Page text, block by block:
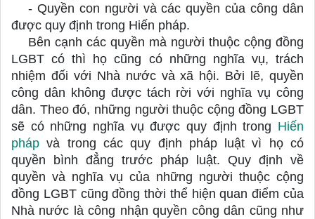
- Quyền con người và các quyền của công dân
được quy định trong Hiến pháp.
Bên cạnh các quyền mà người thuộc cộng đồng
LGBT có thì họ cũng có những nghĩa vụ, trách
nhiệm đối với Nhà nước và xã hội. Bởi lẽ, quyền
công dân không được tách rời với nghĩa vụ công
dân. Theo đó, những người thuộc cộng đồng LGBT
sẽ có những nghĩa vụ được quy định trong Hiến
pháp và trong các quy định pháp luật vì họ có
quyền bình đẳng trước pháp luật. Quy định về
quyền và nghĩa vụ của những người thuộc cộng
đồng LGBT cũng đồng thời thể hiện quan điểm của
Nhà nước là công nhận quyền công dân cũng như